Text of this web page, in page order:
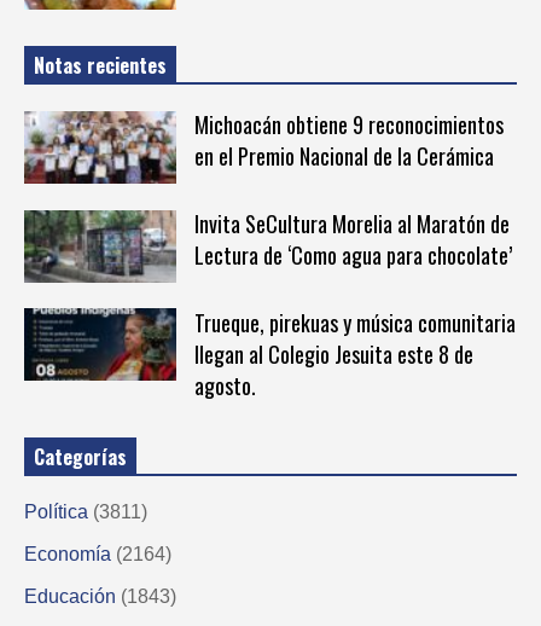
Notas recientes
Michoacán obtiene 9 reconocimientos
en el Premio Nacional de la Cerámica
Invita SeCultura Morelia al Maratón de
Lectura de ‘Como agua para chocolate’
Trueque, pirekuas y música comunitaria
llegan al Colegio Jesuita este 8 de
agosto.
Categorías
Política (3811)
Economía (2164)
Educación (1843)